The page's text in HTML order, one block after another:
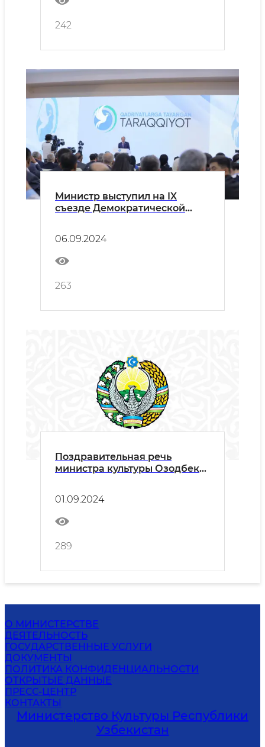
242
Министр выступил на IX
съезде Демократической
06.09.2024
263
Поздравительная речь
министра культуры Озодбека
квартир их владельцам
01.09.2024
289
О МИНИСТЕРСТВЕ
ДЕЯТЕЛЬНОСТЬ
ГОСУДАРСТВЕННЫЕ УСЛУГИ
ДОКУМЕНТЫ
ПОЛИТИКА КОНФИДЕНЦИАЛЬНОСТИ
ОТКРЫТЫЕ ДАННЫЕ
ПРЕСС-ЦЕНТР
КОНТАКТЫ
Министерство Культуры Республики
Узбекистан